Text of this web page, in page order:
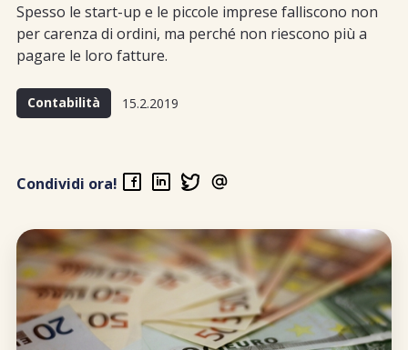
Spesso le start-up e le piccole imprese falliscono non
per carenza di ordini, ma perché non riescono più a
pagare le loro fatture.
Contabilità 15.2.2019
Condividi ora!